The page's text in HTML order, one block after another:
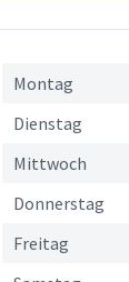
Montag
Dienstag
Mittwoch
Donnerstag
Freitag